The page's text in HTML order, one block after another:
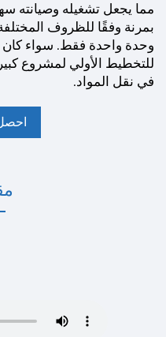
مما يجعل تشغيله وصيانته
بمرنة وفقًا للظروف
وحدة واحدة فقط. سواء كان
للتخطيط الأولي لمشروع
في نقل المواد.